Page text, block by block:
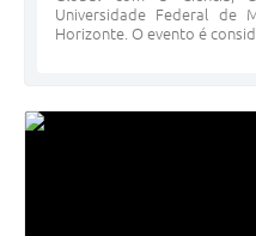
Universidade Federal de
Horizonte. O evento é